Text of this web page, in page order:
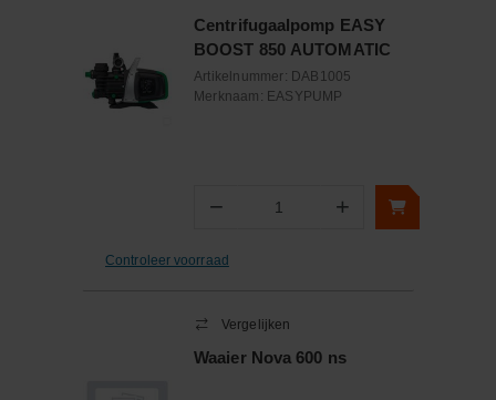
Centrifugaalpomp EASY
BOOST 850 AUTOMATIC
Artikelnummer: DAB1005
Merknaam: EASYPUMP
− Aantal +
Controleer voorraad
Vergelijken
Waaier Nova 600 ns